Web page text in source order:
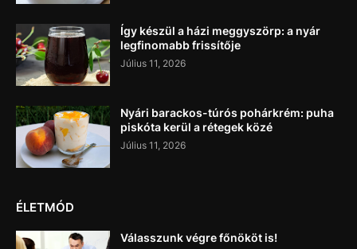
Így készül a házi meggyszörp: a nyár
legfinomabb frissítője
Július 11, 2026
Nyári barackos-túrós pohárkrém: puha
piskóta kerül a rétegek közé
Július 11, 2026
ÉLETMÓD
Válasszunk végre főnököt is!